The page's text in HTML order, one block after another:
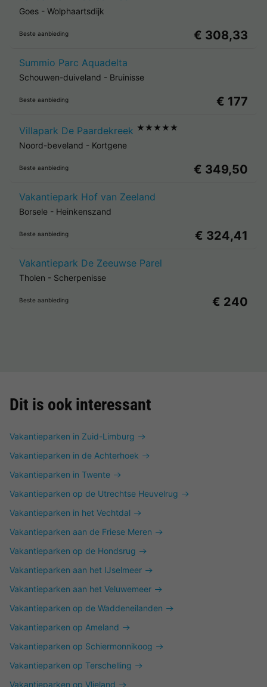
Goes - Wolphaartsdijk
Beste aanbieding € 308,33
Summio Parc Aquadelta
Schouwen-duiveland - Bruinisse
Beste aanbieding € 177
Villapark De Paardekreek ★★★★★
Noord-beveland - Kortgene
Beste aanbieding € 349,50
Vakantiepark Hof van Zeeland
Borsele - Heinkenszand
Beste aanbieding € 324,41
Vakantiepark De Zeeuwse Parel
Tholen - Scherpenisse
Beste aanbieding € 240
Dit is ook interessant
Vakantieparken in Zuid-Limburg
Vakantieparken in de Achterhoek
Vakantieparken in Twente
Vakantieparken op de Utrechtse Heuvelrug
Vakantieparken in het Vechtdal
Vakantieparken aan de Friese Meren
Vakantieparken op de Hondsrug
Vakantieparken aan het IJselmeer
Vakantieparken aan het Veluwemeer
Vakantieparken op de Waddeneilanden
Vakantieparken op Ameland
Vakantieparken op Schiermonnikoog
Vakantieparken op Terschelling
Vakantieparken op Vlieland